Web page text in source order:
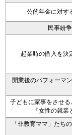
公的年金に対す
民事紛
起業時の借入を決
開業後のパフォーマ
子どもに家事をさせ
『女性の就
「非教育ママ」たち